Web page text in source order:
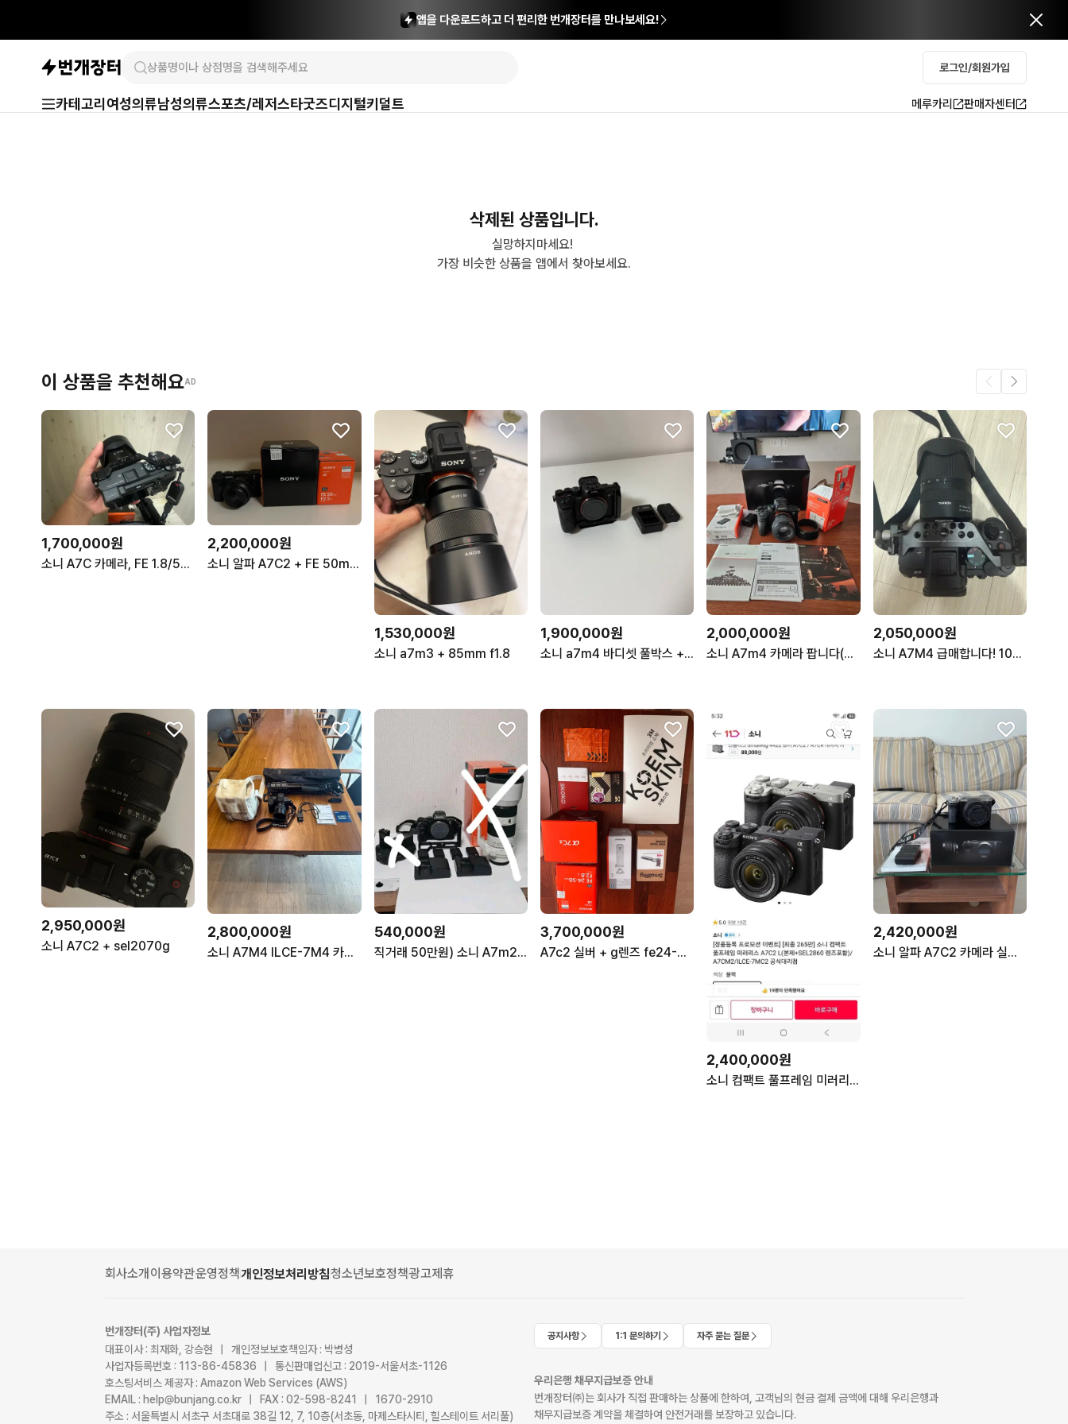
앱을 다운로드하고 더 편리한 번개장터를 만나보세요!
로그인/회원가입
카테고리 여성의류남성의류스포츠/레저스타굿즈디지털키덜트 메루카리 판매자센터
삭제된 상품입니다.
실망하지마세요!
가장 비슷한 상품을 앱에서 찾아보세요.
이 상품을 추천해요AD
1,700,000원
소니 A7C 카메라, FE 1.8/55 렌즈, ZGCINE
2,200,000원
소니 알파 A7C2 + FE 50mm F2.5 G 렌즈
1,530,000원
소니 a7m3 + 85mm f1.8
1,900,000원
소니 a7m4 바디셋 풀박스 + 스몰리그 하프케이지
2,000,000원
소니 A7m4 카메라 팝니다(렌즈포함)
2,050,000원
소니 A7M4 급매합니다! 10컷입니다(바디만입니다)
2,950,000원
소니 A7C2 + sel2070g
2,800,000원
소니 A7M4 ILCE-7M4 카메라 + 50mm FE 1.8 렌즈 및 부속품
540,000원
직거래 50만원) 소니 A7m2 풀프레임 미러리스 카메라
3,700,000원
A7c2 실버 + g렌즈 fe24-50 f2.8 풀박스 구성품 판매합니다.
2,400,000원
소니 컴팩트 풀프레임 미러리스 A7C2 (본체+SEL2860 렌즈포함)
2,420,000원
소니 알파 A7C2 카메라 실버(2860 렌즈포함)
회사소개이용약관운영정책개인정보처리방침청소년보호정책광고제휴
번개장터(주) 사업자정보
대표이사 : 최재화, 강승현 | 개인정보보호책임자 : 박병성
사업자등록번호 : 113-86-45836 | 통신판매업신고 : 2019-서울서초-1126
호스팅서비스 제공자 : Amazon Web Services (AWS)
EMAIL : help@bunjang.co.kr | FAX : 02-598-8241 | 1670-2910
주소 : 서울특별시 서초구 서초대로 38길 12, 7, 10층(서초동, 마제스타시티, 힐스테이트 서리풀)
공지사항 1:1 문의하기 자주 묻는 질문
우리은행 채무지급보증 안내
번개장터㈜는 회사가 직접 판매하는 상품에 한하여, 고객님의 현금 결제 금액에 대해 우리은행과
채무지급보증 계약을 체결하여 안전거래를 보장하고 있습니다.